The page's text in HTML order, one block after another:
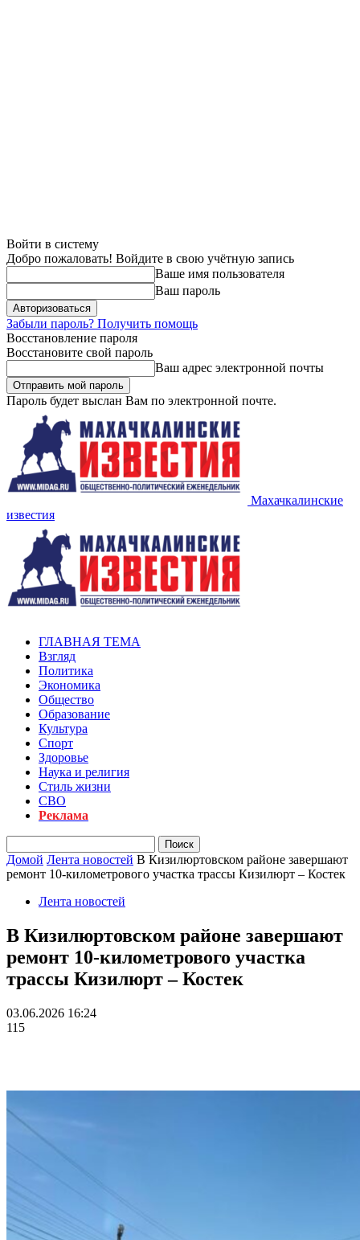
Войти в систему
Добро пожаловать! Войдите в свою учётную запись
Ваше имя пользователя
Ваш пароль
Забыли пароль? Получить помощь
Восстановление пароля
Восстановите свой пароль
Ваш адрес электронной почты
Пароль будет выслан Вам по электронной почте.
Махачкалинские
известия
ГЛАВНАЯ ТЕМА
Взгляд
Политика
Экономика
Общество
Образование
Культура
Спорт
Здоровье
Наука и религия
Стиль жизни
СВО
Реклама
Домой Лента новостей В Кизилюртовском районе завершают
ремонт 10-километрового участка трассы Кизилюрт – Костек
Лента новостей
В Кизилюртовском районе завершают
ремонт 10-километрового участка
трассы Кизилюрт – Костек
03.06.2026 16:24
115